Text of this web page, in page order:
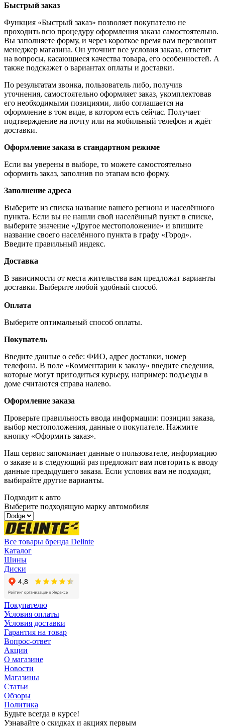
Быстрый заказ
Функция «Быстрый заказ» позволяет покупателю не
проходить всю процедуру оформления заказа самостоятельно.
Вы заполняете форму, и через короткое время вам перезвонит
менеджер магазина. Он уточнит все условия заказа, ответит
на вопросы, касающиеся качества товара, его особенностей. А
также подскажет о вариантах оплаты и доставки.
По результатам звонка, пользователь либо, получив
уточнения, самостоятельно оформляет заказ, укомплектовав
его необходимыми позициями, либо соглашается на
оформление в том виде, в котором есть сейчас. Получает
подтверждение на почту или на мобильный телефон и ждёт
доставки.
Оформление заказа в стандартном режиме
Если вы уверены в выборе, то можете самостоятельно
оформить заказ, заполнив по этапам всю форму.
Заполнение адреса
Выберите из списка название вашего региона и населённого
пункта. Если вы не нашли свой населённый пункт в списке,
выберите значение «Другое местоположение» и впишите
название своего населённого пункта в графу «Город».
Введите правильный индекс.
Доставка
В зависимости от места жительства вам предложат варианты
доставки. Выберите любой удобный способ.
Оплата
Выберите оптимальный способ оплаты.
Покупатель
Введите данные о себе: ФИО, адрес доставки, номер
телефона. В поле «Комментарии к заказу» введите сведения,
которые могут пригодиться курьеру, например: подъезды в
доме считаются справа налево.
Оформление заказа
Проверьте правильность ввода информации: позиции заказа,
выбор местоположения, данные о покупателе. Нажмите
кнопку «Оформить заказ».
Наш сервис запоминает данные о пользователе, информацию
о заказе и в следующий раз предложит вам повторить к вводу
данные предыдущего заказа. Если условия вам не подходят,
выбирайте другие варианты.
Подходит к авто
Выберите подходящую марку автомобиля
Все товары бренда Delinte
Каталог
Шины
Диски
Покупателю
Условия оплаты
Условия доставки
Гарантия на товар
Вопрос-ответ
Акции
О магазине
Новости
Магазины
Статьи
Обзоры
Политика
Будьте всегда в курсе!
Узнавайте о скидках и акциях первым